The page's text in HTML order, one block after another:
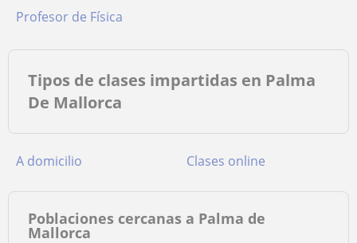
Profesor de Física
Tipos de clases impartidas en Palma
De Mallorca
a domicilio clases online
Poblaciones cercanas a Palma de
Mallorca